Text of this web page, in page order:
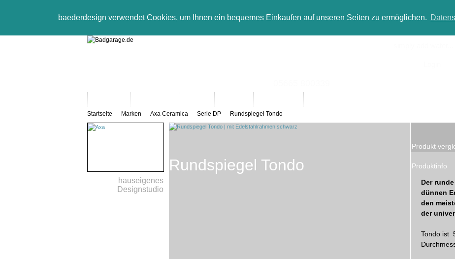
baederdesign verwendet Cookies, um Ihnen ein bequemes Einkaufen auf unseren Seiten zu ermöglichen.
Startseite Marken Axa Ceramica Serie DP Rundspiegel Tondo
hauseigenes
Designstudio
Rundspiegel Tondo
Produkt
Produktinfo
Der
dünnen
den
der
Tondo ist